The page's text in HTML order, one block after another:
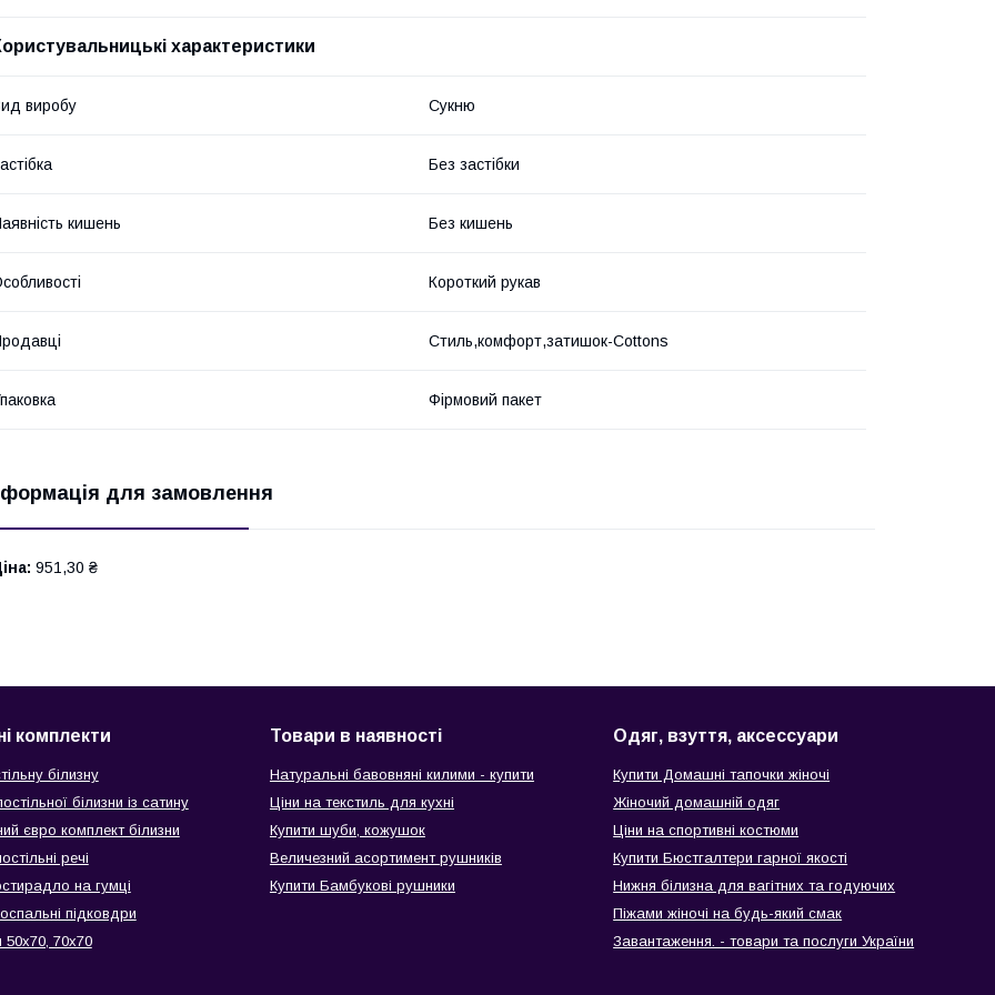
характеристики
виробу Сукню
Без застібки
кишень Без кишень
Короткий рукав
Стиль,комфорт,затишок-Cottons
Фірмовий пакет
для замовлення
951,30 ₴
комплекти
білизну
білизни із сатину
євро комплект білизни
речі
на гумці
підковдри
70х70
Товари в наявності
Натуральні бавовняні килими - купити
Ціни на текстиль для кухні
Купити шуби, кожушок
Величезний асортимент рушників
Купити Бамбукові рушники
Одяг, взуття, аксессуари
Купити Домашні тапочки жіночі
Жіночий домашній одяг
Ціни на спортивні костюми
Купити Бюстгалтери гарної якості
Нижня білизна для вагітних та годуючих
Піжами жіночі на будь-який смак
Завантаження. - товари та послуги України